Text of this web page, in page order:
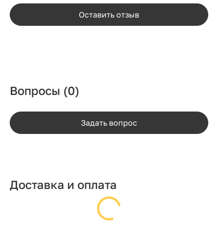
Оставить отзыв
Вопросы (0)
Задать вопрос
Доставка и оплата